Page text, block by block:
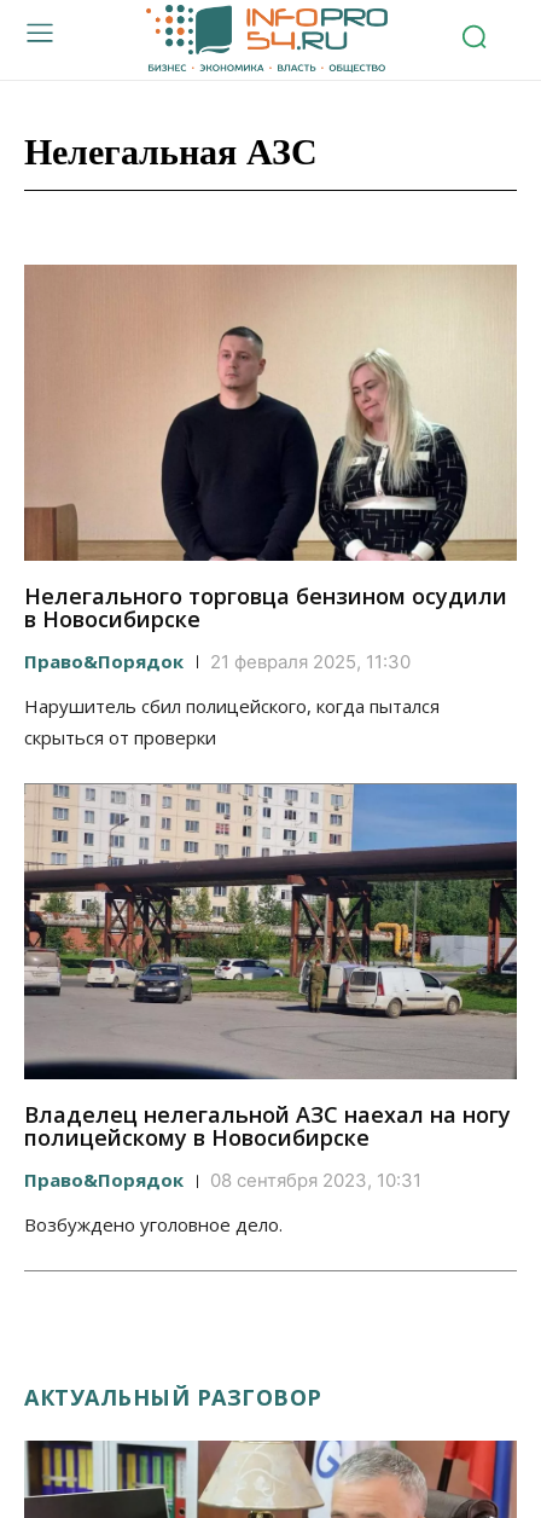
Нелегальная АЗС
Нелегального торговца бензином осудили
в Новосибирске
Право&Порядок 21 февраля 2025, 11:30
Нарушитель сбил полицейского, когда пытался
скрыться от проверки
Владелец нелегальной АЗС наехал на ногу
полицейскому в Новосибирске
Право&Порядок 08 сентября 2023, 10:31
Возбуждено уголовное дело.
АКТУАЛЬНЫЙ РАЗГОВОР